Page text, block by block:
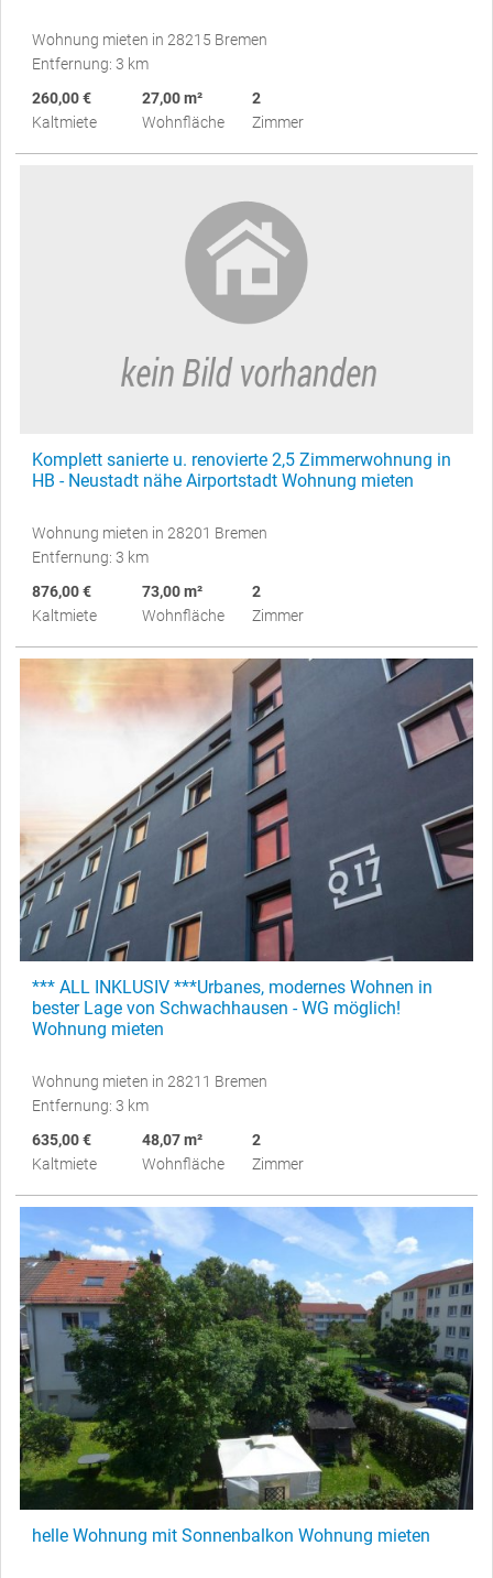
Wohnung mieten in 28215 Bremen
Entfernung: 3 km
260,00 €
Kaltmiete
27,00 m²
Wohnfläche
2
Zimmer
Komplett sanierte u. renovierte 2,5 Zimmerwohnung in
HB - Neustadt nähe Airportstadt Wohnung mieten
Wohnung mieten in 28201 Bremen
Entfernung: 3 km
876,00 €
Kaltmiete
73,00 m²
Wohnfläche
2
Zimmer
*** ALL INKLUSIV ***Urbanes, modernes Wohnen in
bester Lage von Schwachhausen - WG möglich!
Wohnung mieten
Wohnung mieten in 28211 Bremen
Entfernung: 3 km
635,00 €
Kaltmiete
48,07 m²
Wohnfläche
2
Zimmer
helle Wohnung mit Sonnenbalkon Wohnung mieten